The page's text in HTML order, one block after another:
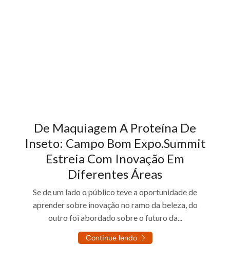
De Maquiagem A Proteína De
Inseto: Campo Bom Expo.Summit
Estreia Com Inovação Em
Diferentes Áreas
Se de um lado o público teve a oportunidade de
aprender sobre inovação no ramo da beleza, do
outro foi abordado sobre o futuro da...
Continue lendo